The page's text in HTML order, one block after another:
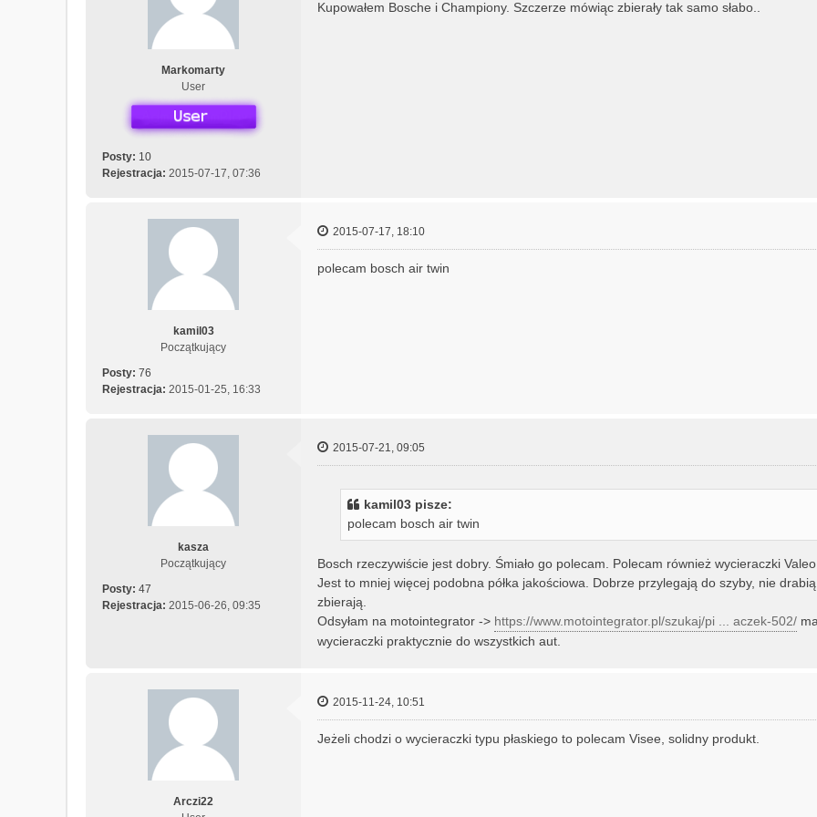
k
t
s
ę
t
a
Markomarty
User
Posty: 10
Rejestracja: 2015-07-17, 07:36
Kupowałem Bosche i Championy. Szczerze mówiąc zbierały tak samo słabo..
kamil03
Początkujący
Posty: 76
Rejestracja: 2015-01-25, 16:33
2015-07-17, 18:10
polecam bosch air twin
kasza
Początkujący
Posty: 47
Rejestracja: 2015-06-26, 09:35
2015-07-21, 09:05
kamil03 pisze:
polecam bosch air twin
Bosch rzeczywiście jest dobry. Śmiało go polecam. Polecam również wycieraczki Valeo
Jest to mniej więcej podobna półka jakościowa. Dobrze przylegają do szyby, nie
zbierają.
Odsyłam na motointegrator -> https://www.motointegrator.pl/szukaj/pi ... aczek-502/
wycieraczki praktycznie do wszystkich aut.
Arczi22
2015-11-24, 10:51
Jeżeli chodzi o wycieraczki typu płaskiego to polecam Visee, solidny produkt.